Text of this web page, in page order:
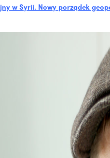
w Syrii. Nowy porządek